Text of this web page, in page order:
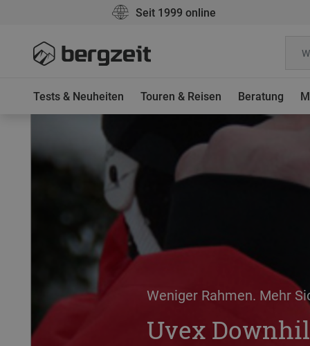
Seit 1999 online
Tests & Neuheiten Touren & Reisen Beratung
Weniger Rahmen. Mehr
Uvex